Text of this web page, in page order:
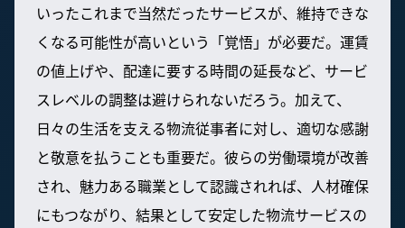
いったこれまで当然だったサービスが、維持できな
くなる可能性が高いという「覚悟」が必要だ。運賃
の値上げや、配達に要する時間の延長など、サービ
スレベルの調整は避けられないだろう。加えて、
日々の生活を支える物流従事者に対し、適切な感謝
と敬意を払うことも重要だ。彼らの労働環境が改善
され、魅力ある職業として認識されれば、人材確保
にもつながり、結果として安定した物流サービスの